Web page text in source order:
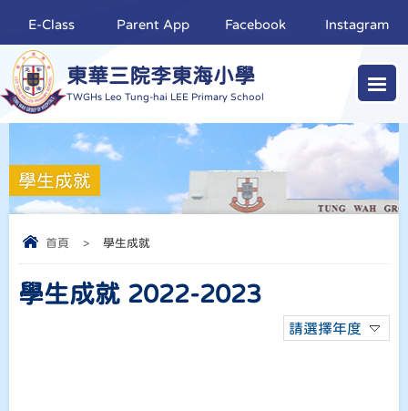
東華三院李東海小學
TWGHs Leo Tung-hai LEE Primary School
E-Class Parent App Facebook Instagram
學生成就
首頁 > 學生成就
學生成就 2022-2023
請選擇年度